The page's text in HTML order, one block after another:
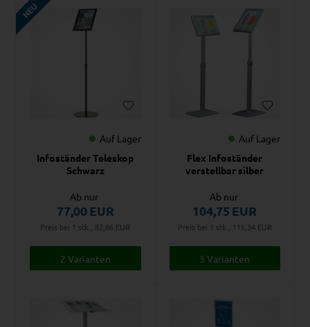
NEU
Auf Lager
Infoständer Teleskop
Schwarz
Ab nur
77,00EUR
Preis bei 1 stk., 82,66 EUR
2 Varianten
Auf Lager
Flex Infoständer
verstellbar silber
Ab nur
104,75 EUR
Preis bei 1 stk., 116,34 EUR
3 Varianten